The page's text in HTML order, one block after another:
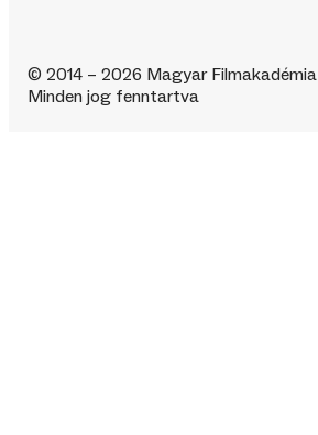
© 2014 – 2026 Magyar Filmakadémia
Minden jog fenntartva